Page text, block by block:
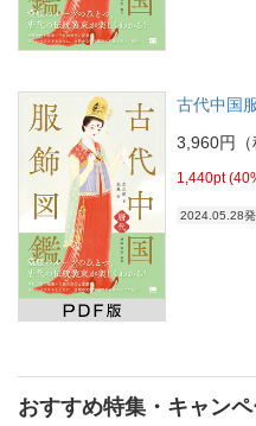
古代中国
3,960円（
1,440pt
2024.05.28
おすすめ特集・キャン